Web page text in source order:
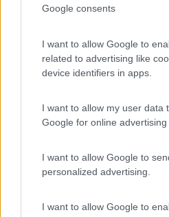
Google consents
I want to allow Google to
related to advertising like
device identifiers in apps.
I want to allow my user data
Google for online advertising
I want to allow Google to
personalized advertising.
I want to allow Google to
Inserito il18/09/2020 alle:
Sono in corso lavori per prolungarla sino
problema sono gli pseudo ciclisti
Almeno la usano, non come